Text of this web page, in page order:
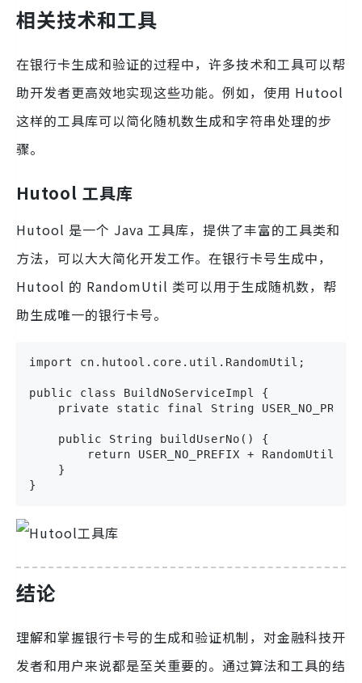
相关技术和工具
在银行卡生成和验证的过程中，许多技术和工具可以帮
助开发者更高效地实现这些功能。例如，使用 Hutool
这样的工具库可以简化随机数生成和字符串处理的步
骤。
Hutool 工具库
Hutool 是一个 Java 工具库，提供了丰富的工具类和
方法，可以大大简化开发工作。在银行卡号生成中，
Hutool 的 RandomUtil 类可以用于生成随机数，帮
助生成唯一的银行卡号。
import cn.hutool.core.util.RandomUtil;
public class BuildNoServiceImpl {
private static final String
    public String buildUserNo() {
return USER_NO_PREFIX +
    }
}
结论
理解和掌握银行卡号的生成和验证机制，对金融科技开
发者和用户来说都是至关重要的。通过算法和工具的结